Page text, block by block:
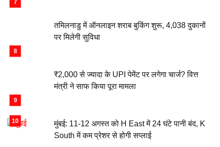
तमिलनाडु में ऑनलाइन शराब बुकिंग शुरू, 4,038 दुकानों
पर मिलेगी सुविधा
₹2,000 से ज्यादा के UPI पेमेंट पर लगेगा चार्ज? वित्त
मंत्री ने साफ किया पूरा मामला
मुंबई: 11-12 अगस्त को H East में 24 घंटे पानी बंद, K
South में कम प्रेशर से होगी सप्लाई